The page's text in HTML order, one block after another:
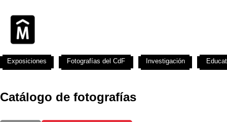
Catálogo de fotografías
Exposiciones Fotografías del CdF Investigación